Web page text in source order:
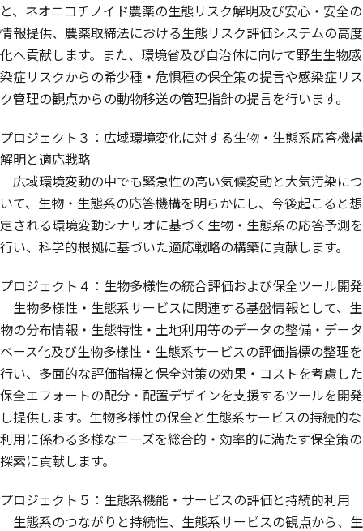
と、ネオニコチノイド農薬の生態リスク解明及び安心・安全の
情報提供、農薬取締法における生態リスク評価システムの高度
化へ貢献します。また、環境省及び自治体に向けて野生生物感
染症リスクからの希少種・危惧種の保全策の提言や感染症リス
ク管理の観点からの動物移送の管理指針の提言を行います。
プロジェクト３：広域環境変化に対する生物・生態系応答機構
解明と適応戦略
広域環境変動の中でも緊急性の高い気候変動と大気汚染につ
いて、生物・生態系の応答機構を明らかにし、今後起こると想
定される環境変動シナリオに基づく生物・生態系の応答予測を
行い、科学的根拠に基づいた適応戦略の構築に貢献します。
プロジェクト４：生物多様性の統合評価および保全ツール開発
生物多様性・生態系サービスに関連する基盤情報として、生
物の分布情報・生態特性・土地利用等のデータの整備・データ
ベース化及び生物多様性・生態系サービスの評価指標の整理を
行い、多面的な評価指標と保全対策の効果・コストを考慮した
保全エフォートの配分・配置デザインを支援するツールを開発
し提供します。生物多様性の保全と生態系サービスの持続的な
利用に係わる多様なニーズを総合的・効率的に満たす保全策の
探索に貢献します。
プロジェクト５：生態系機能・サービスの評価と持続的利用
生態系のつながりと持続性、生態系サービスの観点から、生